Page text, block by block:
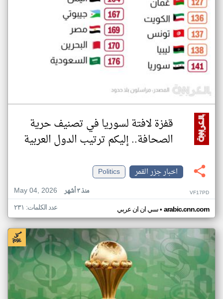
قفزة لافتة لسوريا في تصنيف حرية
الصحافة.. إليكم ترتيب الدول العربية
اخبار جزر القمر
Politics
May 04, 2026
منذ ٣ أشهر VF17PD
سي ان ان عربي• arabic.cnn.com عدد الكلمات: ٢٣١